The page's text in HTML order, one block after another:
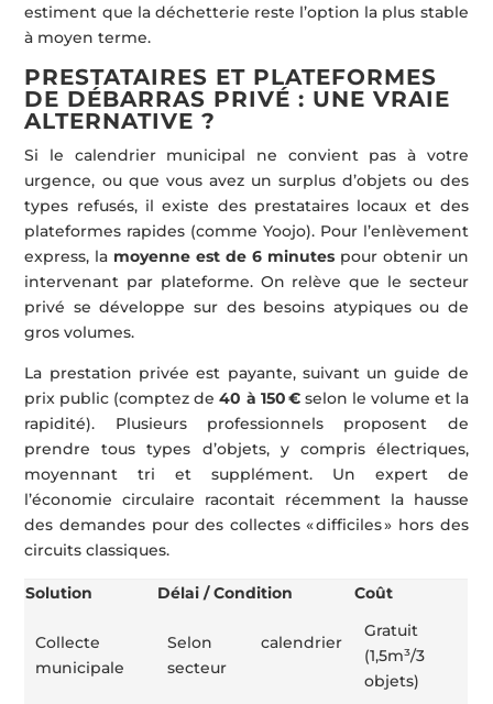
estiment que la déchetterie reste l’option la plus stable
à moyen terme.
PRESTATAIRES ET PLATEFORMES
DE DÉBARRAS PRIVÉ : UNE VRAIE
ALTERNATIVE ?
Si le calendrier municipal ne convient pas à votre
urgence, ou que vous avez un surplus d’objets ou des
types refusés, il existe des prestataires locaux et des
plateformes rapides (comme Yoojo). Pour l’enlèvement
express, la moyenne est de 6 minutespour obtenir un
intervenant par plateforme. On relève que le secteur
privé se développe sur des besoins atypiques ou de
gros volumes.
La prestation privée est payante, suivant un guide de
prix public (comptez de40 à 150 €selon le volume et la
rapidité). Plusieurs professionnels proposent de
prendre tous types d’objets, y compris électriques,
moyennant tri et supplément. Un expert de
l’économie circulaire racontait récemment la hausse
des demandes pour des collectes « difficiles » hors des
circuits classiques.
Solution Délai / Condition Coût
Collecte
municipale
Selon calendrier
secteur
Gratuit
(1,5m³/3
objets)